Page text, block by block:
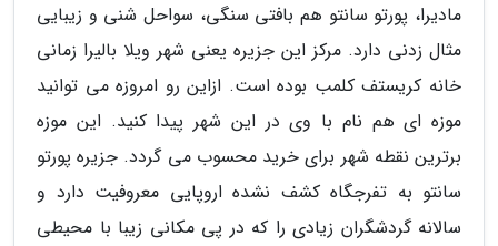
مادیرا، پورتو سانتو هم بافتی سنگی، سواحل شنی و زیبایی
مثال زدنی دارد. مرکز این جزیره یعنی شهر ویلا بالیرا زمانی
خانه کریستف کلمب بوده است. ازاین رو امروزه می توانید
موزه ای هم نام با وی در این شهر پیدا کنید. این موزه
برترین نقطه شهر برای خرید محسوب می گردد. جزیره پورتو
سانتو به تفرجگاه کشف نشده اروپایی معروفیت دارد و
سالانه گردشگران زیادی را که در پی مکانی زیبا با محیطی